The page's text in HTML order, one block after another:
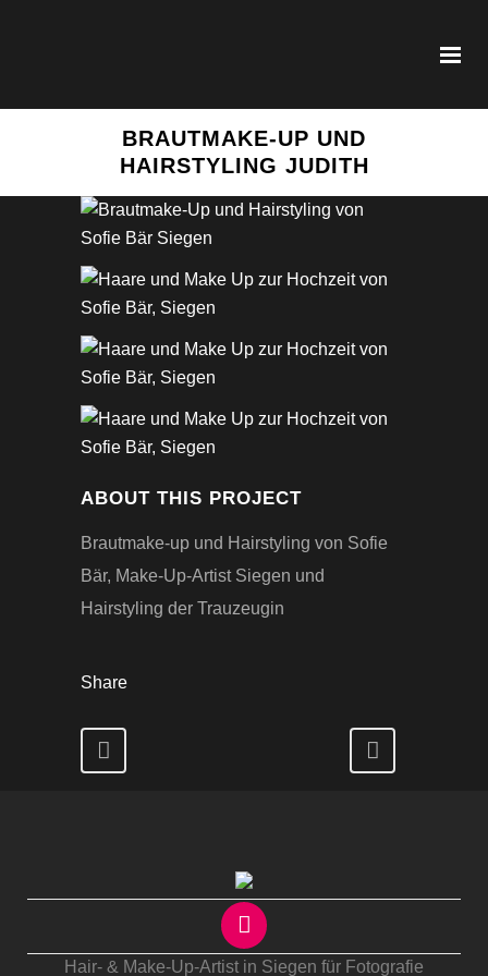
BRAUTMAKE-UP UND
HAIRSTYLING JUDITH
ABOUT THIS PROJECT
Brautmake-up und Hairstyling von Sofie
Bär, Make-Up-Artist Siegen und
Hairstyling der Trauzeugin
Share
Hair- & Make-Up-Artist in Siegen für Fotografie